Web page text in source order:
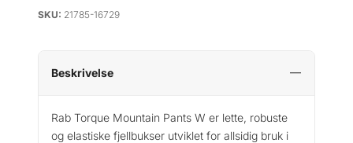
SKU: 21785-16729
Beskrivelse
Rab Torque Mountain Pants W er lette, robuste
og elastiske fjellbukser utviklet for allsidig bruk i